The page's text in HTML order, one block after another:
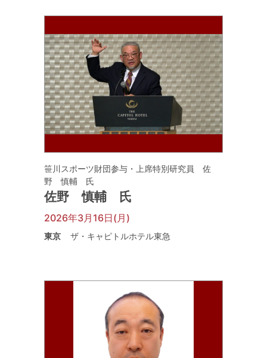
笹川スポーツ財団参与・上席特別研究員 佐
野 慎輔 氏
佐野 慎輔 氏
2026年3月16日(月)
東京 ザ・キャピトルホテル東急